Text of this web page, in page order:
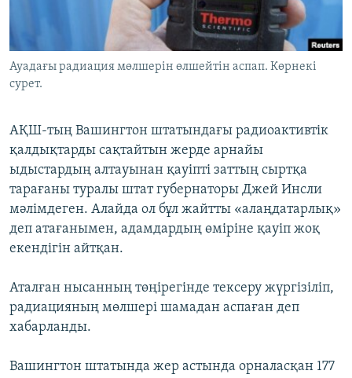
Басқа тілдерде
Ауадағы радиация мөлшерін өлшейтін аспап. Көрнекі
сурет.
АҚШ-тың Вашингтон штатындағы радиоактивтік
қалдықтарды сақтайтын жерде арнайы
ыдыстардың алтауынан қауіпті заттың сыртқа
тарағаны туралы штат губернаторы Джей Инсли
мәлімдеген. Алайда ол бұл жайтты «алаңдатарлық»
деп атағанымен, адамдардың өміріне қауіп жоқ
екендігін айтқан.
Аталған нысанның төңірегінде тексеру жүргізіліп,
радиацияның мөлшері шамадан аспаған деп
хабарланды.
Вашингтон штатында жер астында орналасқан 177